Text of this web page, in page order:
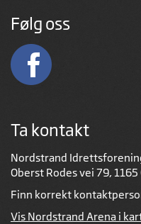
Følg oss
Ta kontakt
Nordstrand
Oberst Rodes vei 79, 1165
Finn korrekt
Vis Nordstrand Arena i